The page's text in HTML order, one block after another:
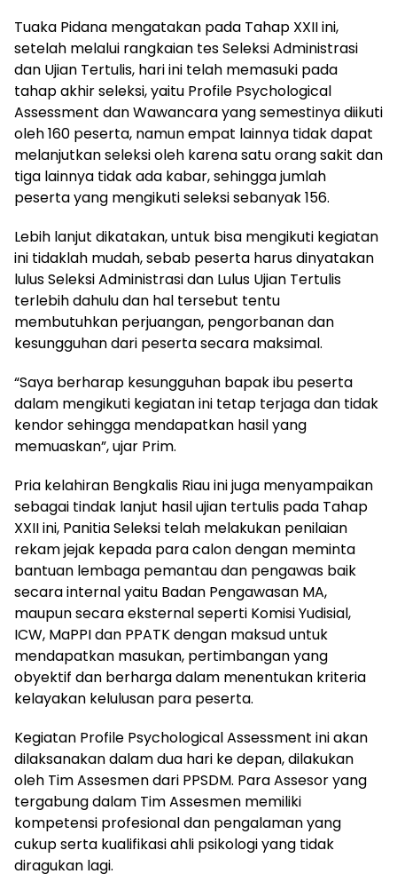
Tuaka Pidana mengatakan pada Tahap XXII ini,
setelah melalui rangkaian tes Seleksi Administrasi
dan Ujian Tertulis, hari ini telah memasuki pada
tahap akhir seleksi, yaitu Profile Psychological
Assessment dan Wawancara yang semestinya diikuti
oleh 160 peserta, namun empat lainnya tidak dapat
melanjutkan seleksi oleh karena satu orang sakit dan
tiga lainnya tidak ada kabar, sehingga jumlah
peserta yang mengikuti seleksi sebanyak 156.
Lebih lanjut dikatakan, untuk bisa mengikuti kegiatan
ini tidaklah mudah, sebab peserta harus dinyatakan
lulus Seleksi Administrasi dan Lulus Ujian Tertulis
terlebih dahulu dan hal tersebut tentu
membutuhkan perjuangan, pengorbanan dan
kesungguhan dari peserta secara maksimal.
“Saya berharap kesungguhan bapak ibu peserta
dalam mengikuti kegiatan ini tetap terjaga dan tidak
kendor sehingga mendapatkan hasil yang
memuaskan”, ujar Prim.
Pria kelahiran Bengkalis Riau ini juga menyampaikan
sebagai tindak lanjut hasil ujian tertulis pada Tahap
XXII ini, Panitia Seleksi telah melakukan penilaian
rekam jejak kepada para calon dengan meminta
bantuan lembaga pemantau dan pengawas baik
secara internal yaitu Badan Pengawasan MA,
maupun secara eksternal seperti Komisi Yudisial,
ICW, MaPPI dan PPATK dengan maksud untuk
mendapatkan masukan, pertimbangan yang
obyektif dan berharga dalam menentukan kriteria
kelayakan kelulusan para peserta.
Kegiatan Profile Psychological Assessment ini akan
dilaksanakan dalam dua hari ke depan, dilakukan
oleh Tim Assesmen dari PPSDM. Para Assesor yang
tergabung dalam Tim Assesmen memiliki
kompetensi profesional dan pengalaman yang
cukup serta kualifikasi ahli psikologi yang tidak
diragukan lagi.